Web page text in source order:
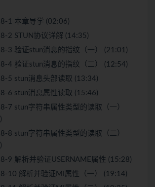
8-1 本章导学 (02:06)
8-2 STUN协议详解 (14:35)
8-3 验证stun消息的指纹（一） (21:01)
8-4 验证stun消息的指纹（二） (12:54)
8-5 stun消息头部读取 (13:34)
8-6 stun消息属性读取 (15:46)
8-7 stun字符串属性类型的读取（一）
8-8 stun字符串属性类型的读取（二）
8-9 解析并验证USERNAME属性 (15:28)
8-10 解析并验证MI属性（一） (19:14)